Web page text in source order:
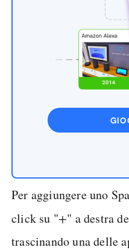
Per aggiungere uno
click su "+" a destra
trascinando una delle